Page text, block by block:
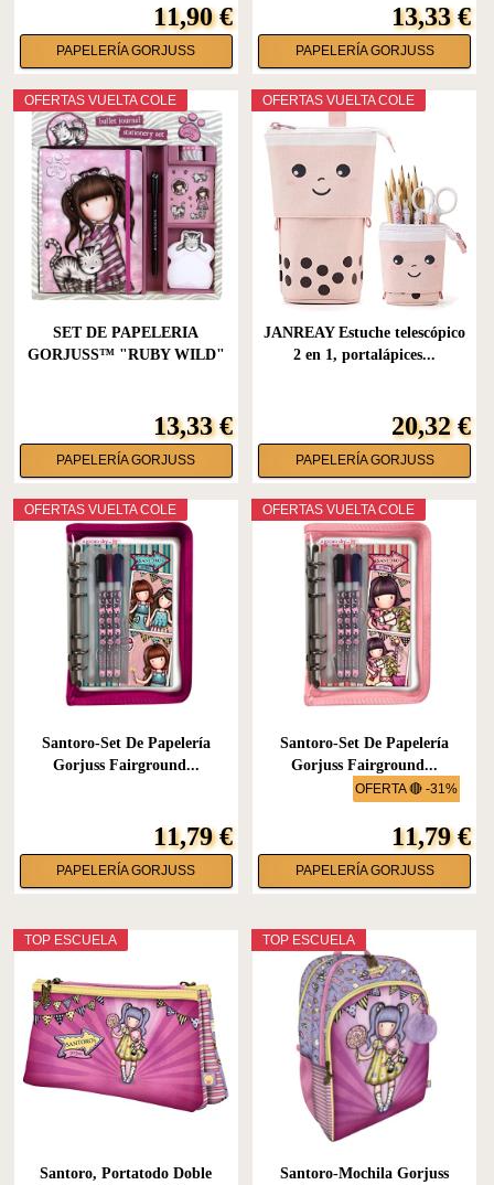
11,90 €
PAPELERÍA GORJUSS
13,33 €
PAPELERÍA GORJUSS
OFERTAS VUELTA COLE
SET DE PAPELERIA
GORJUSS™ "RUBY WILD"
13,33 €
PAPELERÍA GORJUSS
OFERTAS VUELTA COLE
JANREAY Estuche telescópico
2 en 1, portalápices...
20,32 €
PAPELERÍA GORJUSS
OFERTAS VUELTA COLE
Santoro-Set De Papelería
Gorjuss Fairground...
11,79 €
PAPELERÍA GORJUSS
OFERTA 🔴 -31%
OFERTAS VUELTA COLE
Santoro-Set De Papelería
Gorjuss Fairground...
11,79 €
PAPELERÍA GORJUSS
TOP ESCUELA
Santoro, Portatodo Doble
TOP ESCUELA
Santoro-Mochila Gorjuss